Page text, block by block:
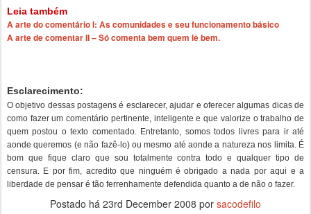
Leia também
A arte do comentário I: As comunidades e seu funcionamento básico
A arte de comentar II – Só comenta bem quem lê bem.
Esclarecimento:
O objetivo dessas postagens é esclarecer, ajudar e oferecer algumas dicas de
como fazer um comentário pertinente, inteligente e que valorize o trabalho de
quem postou o texto comentado. Entretanto, somos todos livres para ir até
aonde queremos (e não fazê-lo) ou mesmo até aonde a natureza nos limita. É
bom que fique claro que sou totalmente contra todo e qualquer tipo de
censura. E por fim, acredito que ninguém é obrigado a nada por aqui e a
liberdade de pensar é tão ferrenhamente defendida quanto a de não o fazer.
Postado há 23rd December 2008 por sacodefilo